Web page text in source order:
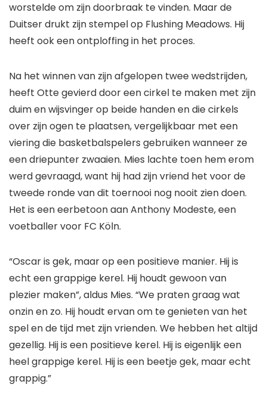
worstelde om zijn doorbraak te vinden. Maar de
Duitser drukt zijn stempel op Flushing Meadows. Hij
heeft ook een ontploffing in het proces.
Na het winnen van zijn afgelopen twee wedstrijden,
heeft Otte gevierd door een cirkel te maken met zijn
duim en wijsvinger op beide handen en die cirkels
over zijn ogen te plaatsen, vergelijkbaar met een
viering die basketbalspelers gebruiken wanneer ze
een driepunter zwaaien. Mies lachte toen hem erom
werd gevraagd, want hij had zijn vriend het voor de
tweede ronde van dit toernooi nog nooit zien doen.
Het is een eerbetoon aan Anthony Modeste, een
voetballer voor FC Köln.
“Oscar is gek, maar op een positieve manier. Hij is
echt een grappige kerel. Hij houdt gewoon van
plezier maken”, aldus Mies. “We praten graag wat
onzin en zo. Hij houdt ervan om te genieten van het
spel en de tijd met zijn vrienden. We hebben het altijd
gezellig. Hij is een positieve kerel. Hij is eigenlijk een
heel grappige kerel. Hij is een beetje gek, maar echt
grappig.”